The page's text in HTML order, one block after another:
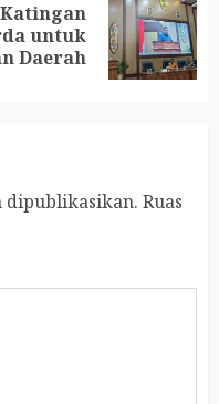
Katingan
untuk
Daerah
dipublikasikan. Ruas